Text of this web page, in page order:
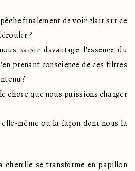
finalement de voir clair sur ce
?
saisir davantage l'essence du
prenant conscience de ces filtres
?
chose que nous puissions changer
même ou la façon dont nous la
chenille se transforme en papillon